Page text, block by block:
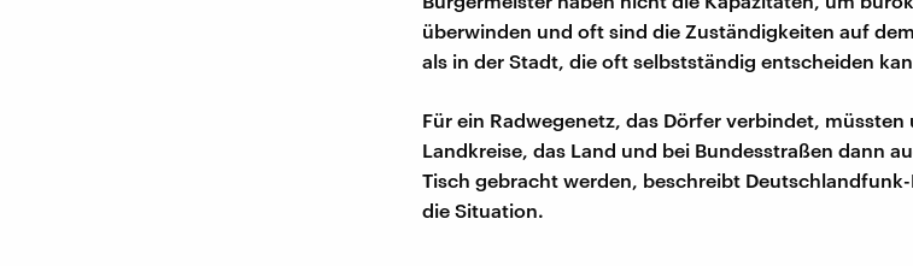
überwinden und oft sind die Zuständigkeiten auf
als in der Stadt, die oft selbstständig entscheiden
Für ein Radwegenetz, das Dörfer verbindet,
Landkreise, das Land und bei Bundesstraßen dann
Tisch gebracht werden, beschreibt
die Situation.